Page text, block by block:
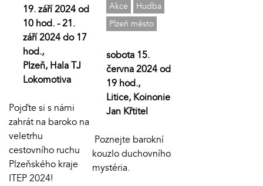
19. září 2024 od
10 hod. - 21.
září 2024 do 17
hod.,
Plzeň, Hala TJ
Lokomotiva
Pojďte si s námi
zahrát na baroko na
veletrhu
cestovního ruchu
Plzeňského kraje
ITEP 2024!
Akce
Hudba
Plzeň město
sobota 15.
června 2024 od
19 hod.,
Litice, Koinonie
Jan Křtitel
Poznejte barokní
kouzlo duchovního
mystéria.